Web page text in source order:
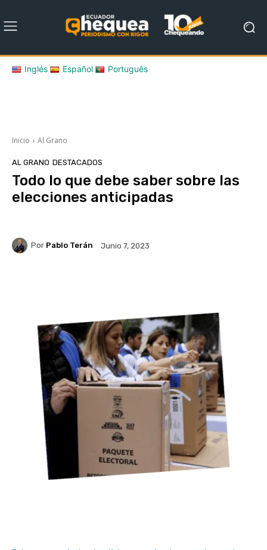
Inglés Español Português
Inicio Al Grano
AL GRANO DESTACADOS
Todo lo que debe saber sobre las
elecciones anticipadas
Por Pablo Terán Junio 7, 2023